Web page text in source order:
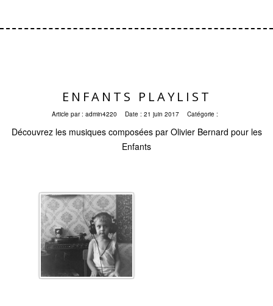
ENFANTS PLAYLIST
Article par : admin4220 Date : 21 juin 2017 Catégorie :
Découvrez les musiques composées par Olivier Bernard pour les
Enfants